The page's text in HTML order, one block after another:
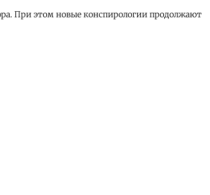
При этом новые конспирологии продолжают